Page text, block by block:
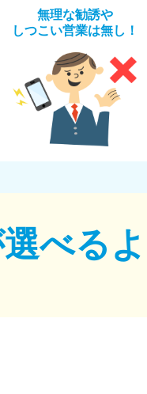
無理な勧誘や
しつこい営業は無し！
べる